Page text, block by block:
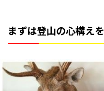
まずは登山の心構え